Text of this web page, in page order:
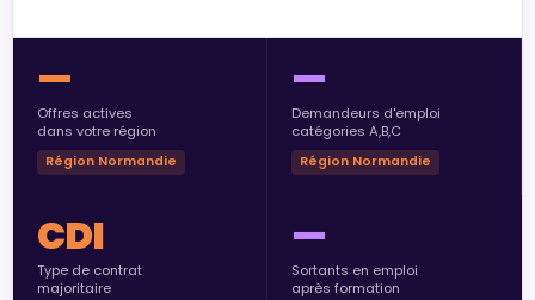
—
Offres actives
dans votre région
Région Normandie
—
Demandeurs d'emploi
catégories A,B,C
Région Normandie
CDI
Type de contrat
majoritaire
—
Sortants en emploi
après formation